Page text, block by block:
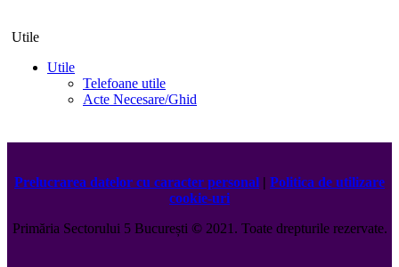
Utile
Utile
Telefoane utile
Acte Necesare/Ghid
Prelucrarea datelor cu caracter personal | Politica de utilizare
cookie-uri
Primăria Sectorului 5 București ©️2021. Toate drepturile rezervate.